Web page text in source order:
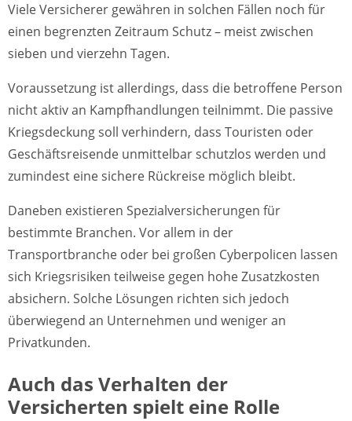
Viele Versicherer gewähren in solchen Fällen noch für
einen begrenzten Zeitraum Schutz – meist zwischen
sieben und vierzehn Tagen.
Voraussetzung ist allerdings, dass die betroffene Person
nicht aktiv an Kampfhandlungen teilnimmt. Die passive
Kriegsdeckung soll verhindern, dass Touristen oder
Geschäftsreisende unmittelbar schutzlos werden und
zumindest eine sichere Rückreise möglich bleibt.
Daneben existieren Spezialversicherungen für
bestimmte Branchen. Vor allem in der
Transportbranche oder bei großen Cyberpolicen lassen
sich Kriegsrisiken teilweise gegen hohe Zusatzkosten
absichern. Solche Lösungen richten sich jedoch
überwiegend an Unternehmen und weniger an
Privatkunden.
Auch das Verhalten der
Versicherten spielt eine Rolle